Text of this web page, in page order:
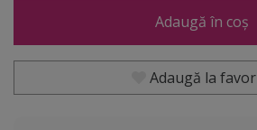
Adaugă în coș
Adaugă la